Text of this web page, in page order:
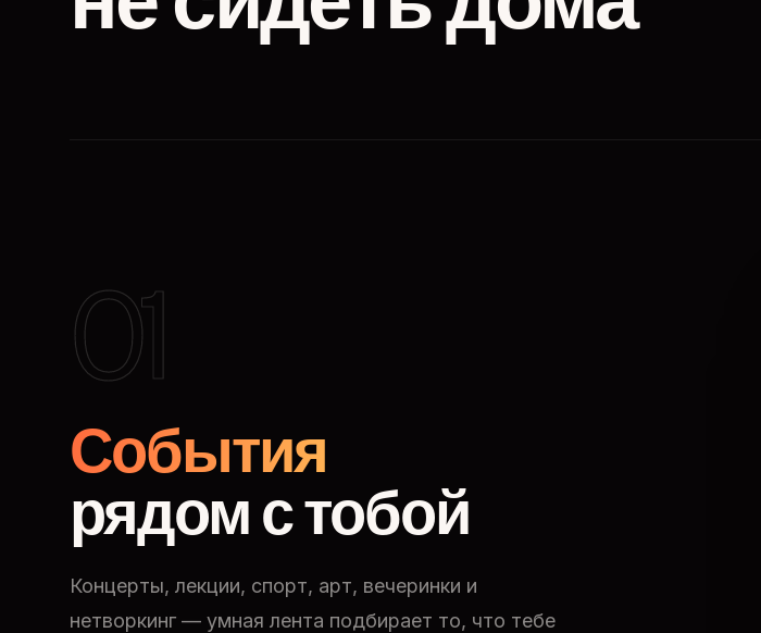
01
События
рядом с тобой
Концерты, лекции, спорт, арт, вечеринки и
нетворкинг — умная лента подбирает то, что тебе